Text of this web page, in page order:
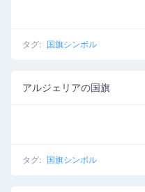
タグ: 国旗シンボル
アルジェリアの国旗
タグ: 国旗シンボル